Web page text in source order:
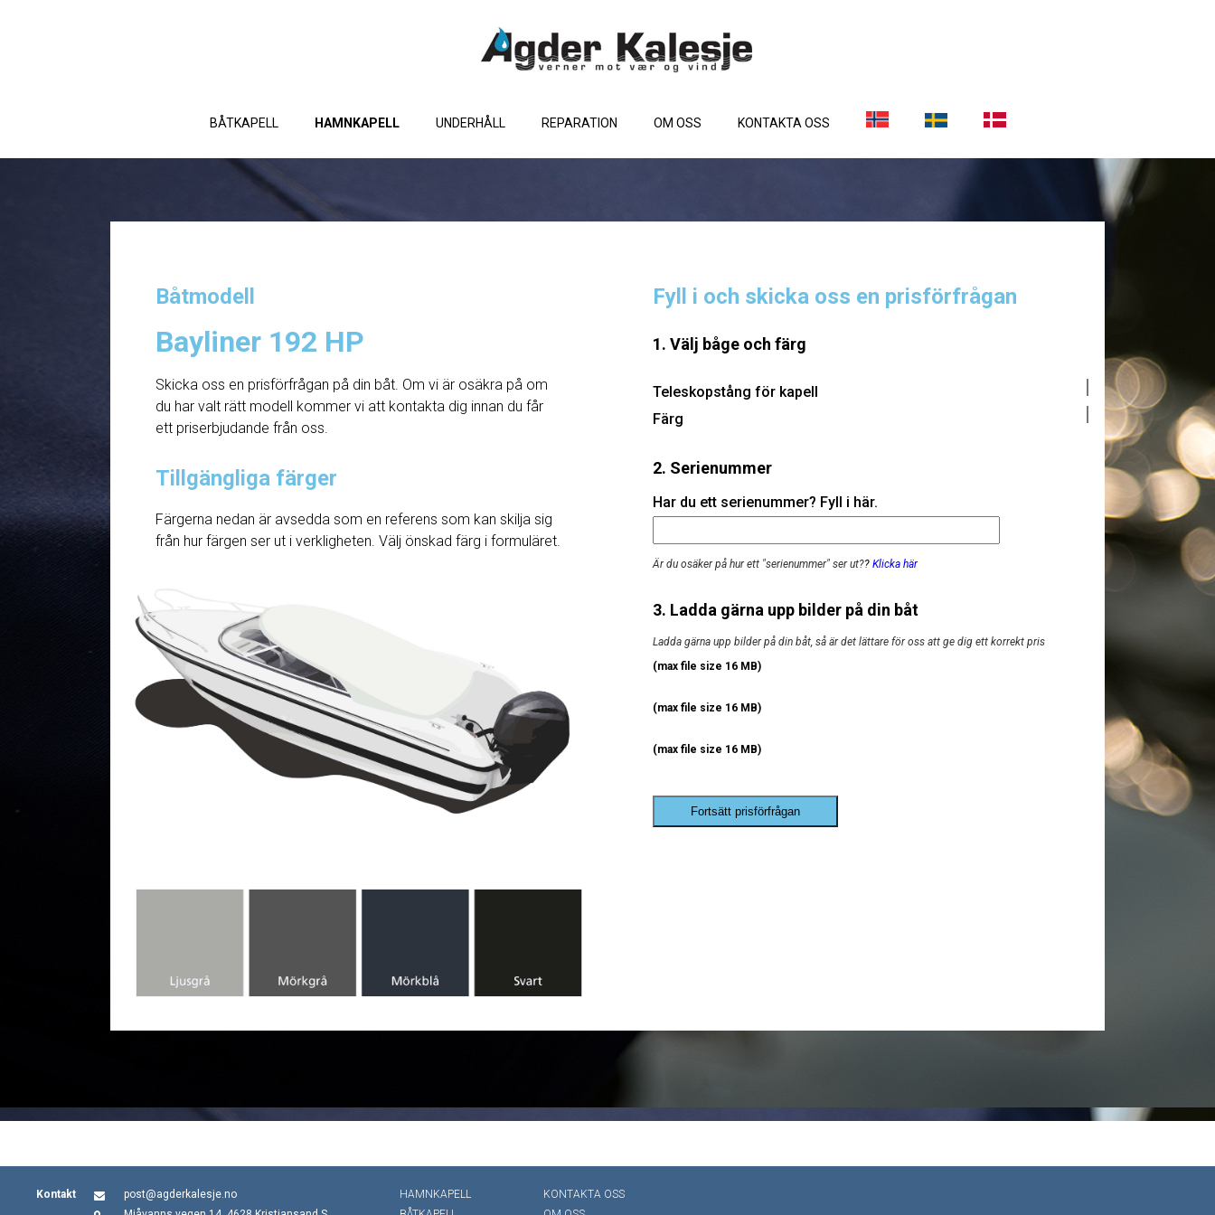
BÅTKAPELL HAMNKAPELL UNDERHÅLL REPARATION OM OSS KONTAKTA OSS
Båtmodell
Bayliner 192 HP
Skicka oss en prisförfrågan på din båt. Om vi ​​är osäkra på om
du har valt rätt modell kommer vi att kontakta dig innan du får
ett priserbjudande från oss.
Tillgängliga färger
Färgerna nedan är avsedda som en referens som kan skilja sig
från hur färgen ser ut i verkligheten. Välj önskad färg i formuläret.
Fyll i och skicka oss en prisförfrågan
1. Välj båge och färg
Teleskopstång för kapell
Färg
2. Serienummer
Har du ett serienummer? Fyll i här.
Är du osäker på hur ett "serienummer" ser ut?? Klicka här
3. Ladda gärna upp bilder på din båt
Ladda gärna upp bilder på din båt, så är det lättare för oss att ge dig ett korrekt pris
(max file size 16 MB)
(max file size 16 MB)
(max file size 16 MB)
Fortsätt prisförfrågan
Kontakt
post@agderkalesje.no
HAMNKAPELL
KONTAKTA OSS